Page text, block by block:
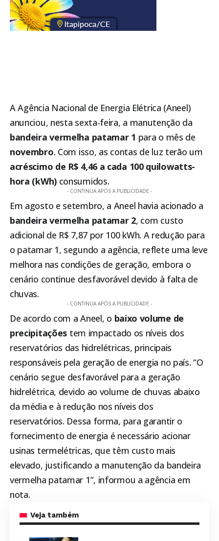
AAgência Nacional de Energia Elétrica (Aneel)
anunciou, nesta sexta-feira, a manutenção da
bandeira vermelha patamar 1 para o mês de
novembro. Com isso, as contas de luz terão um
acréscimo de R$ 4,46 a cada 100 quilowatts-
hora (kWh) consumidos.
- CONTINUA APÓS A PUBLICIDADE -
Em agosto e setembro, a Aneel havia acionado a
bandeira vermelha patamar 2, com custo
adicional de R$ 7,87 por 100 kWh. A redução para
o patamar 1, segundo a agência, reflete uma leve
melhora nas condições de geração, embora o
cenário continue desfavorável devido à falta de
chuvas.
- CONTINUA APÓS A PUBLICIDADE -
De acordo com a Aneel, o baixo volume de
precipitações tem impactado os níveis dos
reservatórios das hidrelétricas, principais
responsáveis pela geração de energia no país. “O
cenário segue desfavorável para a geração
hidrelétrica, devido ao volume de chuvas abaixo
da média e à redução nos níveis dos
reservatórios. Dessa forma, para garantir o
fornecimento de energia é necessário acionar
usinas termelétricas, que têm custo mais
elevado, justificando a manutenção da bandeira
vermelha patamar 1”, informou a agência em
nota.
Veja também